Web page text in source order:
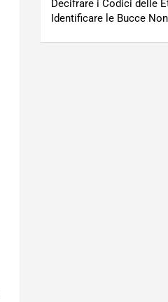
Decifrare i Codici delle
Identificare le Bucce